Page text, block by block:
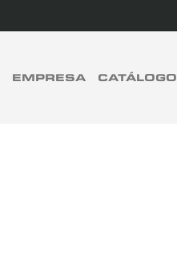
EMPRESA CATÁLOGO